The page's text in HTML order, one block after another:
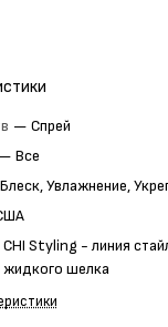
— Спрей
— Все
Блеск, Увлажнение,
CHI Styling - линия
жидкого шелка